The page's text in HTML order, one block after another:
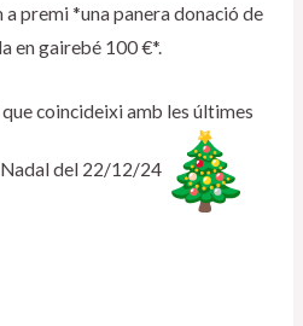
premi *una panera donació de
en gairebé 100 €*.
coincideixi amb les últimes
del 22/12/24